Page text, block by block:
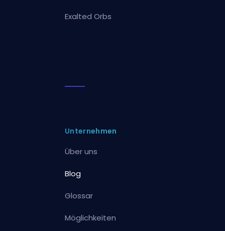
Exalted Orbs
Unternehmen
Über uns
Blog
Glossar
Möglichkeiten